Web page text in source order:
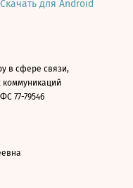
Скачать для Android
в сфере связи,
77-79546